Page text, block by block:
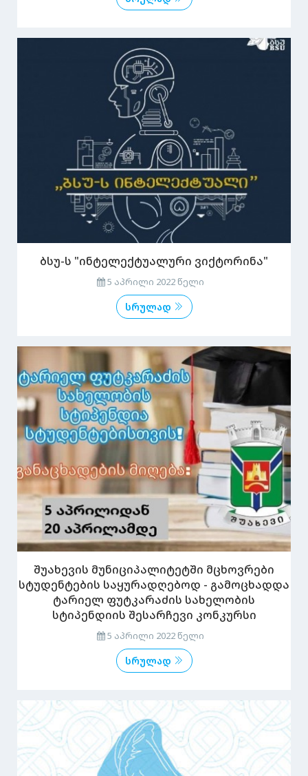
ბსუ-ს "ინტელექტუალური ვიქტორინა"
5 აპრილი 2022 წელი
სრულად
შუახევის მუნიციპალიტეტში მცხოვრები
სტუდენტების საყურადღებოდ - გამოცხადდა
ტარიელ ფუტკარაძის სახელობის
სტიპენდიის შესარჩევი კონკურსი
5 აპრილი 2022 წელი
სრულად